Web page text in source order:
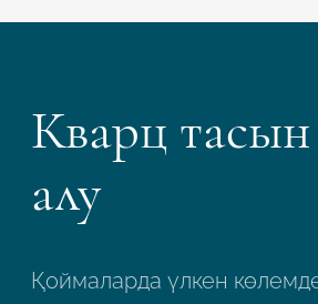
Кварц
алу
Қоймаларда үлкен